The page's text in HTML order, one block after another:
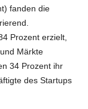
fanden die
Prozent erzielt,
Märkte
34 Prozent ihr
des Startups